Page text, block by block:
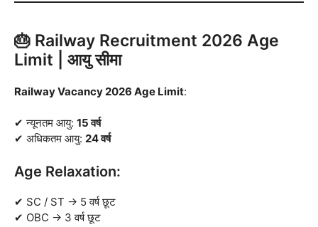
🎂 Railway Recruitment 2026 Age
Limit | आयु सीमा
Railway Vacancy 2026 Age Limit:
✔ न्यूनतम आयु: 15 वर्ष
✔ अधिकतम आयु: 24 वर्ष
Age Relaxation:
✔ SC / ST → 5 वर्ष छूट
✔ OBC → 3 वर्ष छूट